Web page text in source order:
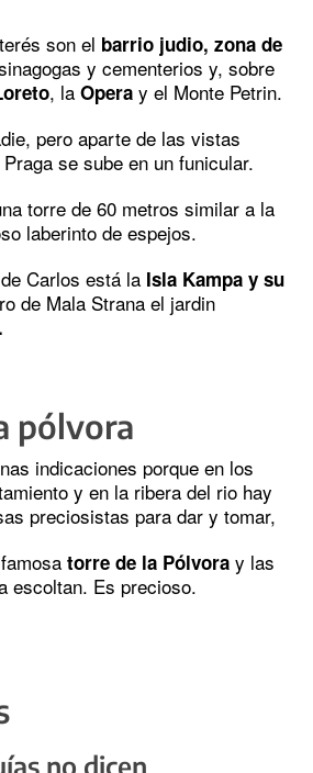
son el barrio judio, zona de
y cementerios y, sobre
, la Opera y el Monte Petrin.
pero aparte de las vistas
se sube en un funicular.
torre de 60 metros similar a la
laberinto de espejos.
Carlos está la Isla Kampa y su
de Mala Strana el jardin
pólvora
indicaciones porque en los
y en la ribera del rio hay
preciosistas para dar y tomar,
torre de la Pólvora y las
escoltan. Es precioso.
no dicen